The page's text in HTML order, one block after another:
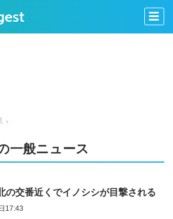
一般ニュース
の交番近くでイノシシが目撃される
17:43